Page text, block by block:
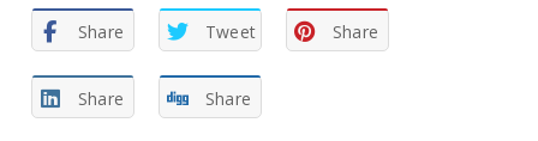
Share Tweet Share
Share Share